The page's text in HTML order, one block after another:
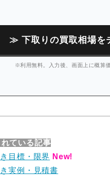
≫ 下取りの買取相場を
※利用無料。入力後、画面上に概算
ている記事
目標・限界 New!
実例・見積書